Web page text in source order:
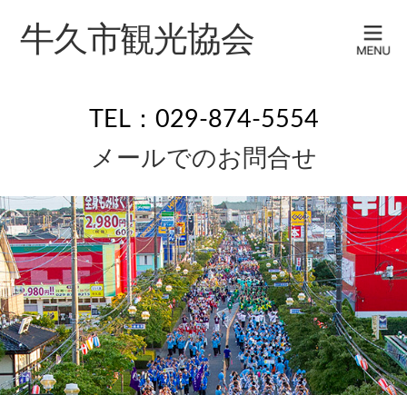
牛久市観光協会
TEL：029-874-5554
メールでのお問合せ